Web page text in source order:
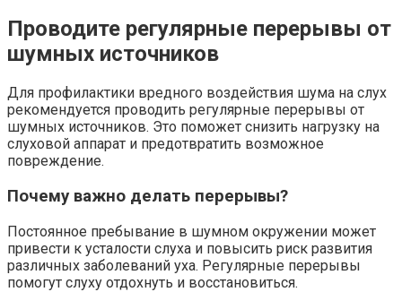
Проводите регулярные перерывы от
шумных источников
Для профилактики вредного воздействия шума на слух
рекомендуется проводить регулярные перерывы от
шумных источников. Это поможет снизить нагрузку на
слуховой аппарат и предотвратить возможное
повреждение.
Почему важно делать перерывы?
Постоянное пребывание в шумном окружении может
привести к усталости слуха и повысить риск развития
различных заболеваний уха. Регулярные перерывы
помогут слуху отдохнуть и восстановиться.